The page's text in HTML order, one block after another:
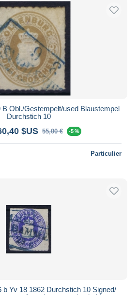
B Obl./Gestempelt/used Blaustempel
Durchstich 10
$US 55,00 € -5 %
Particulier
b Yv 18 1862 Durchstich 10 Signed/